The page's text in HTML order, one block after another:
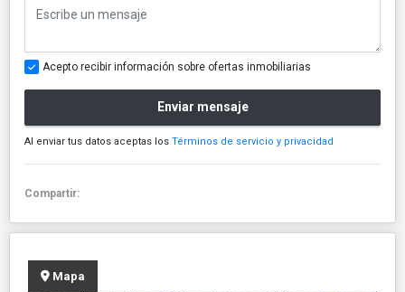
Acepto recibir información sobre ofertas inmobiliarias
Enviar mensaje
Al enviar tus datos aceptas los Términos de servicio y privacidad
Compartir:
Mapa